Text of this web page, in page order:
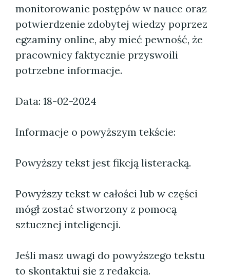
monitorowanie postępów w nauce oraz
potwierdzenie zdobytej wiedzy poprzez
egzaminy online, aby mieć pewność, że
pracownicy faktycznie przyswoili
potrzebne informacje.
Data: 18-02-2024
Informacje o powyższym tekście:
Powyższy tekst jest fikcją listeracką.
Powyższy tekst w całości lub w części
mógł zostać stworzony z pomocą
sztucznej inteligencji.
Jeśli masz uwagi do powyższego tekstu
to skontaktuj się z redakcją.